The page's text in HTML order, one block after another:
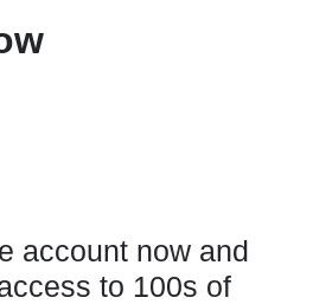
account now and
to 100s of